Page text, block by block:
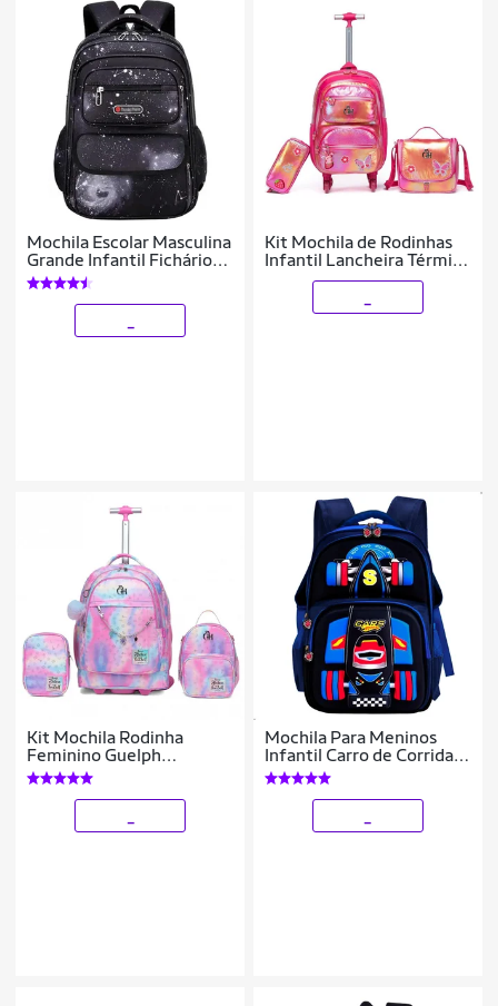
Mochila Escolar Masculina
Grande Infantil Fichário
Espaço Notebook Garrafa
Kit Mochila de Rodinhas
Infantil Lancheira Térmica
Estojo Escolar Resistente
Kit Mochila Rodinha
Feminino Guelph
Lancheira Térmica Estojo
32 Litros Escolar
Resistente
Mochila Para Meninos
Infantil Carro de Corrida
Escolar 3D